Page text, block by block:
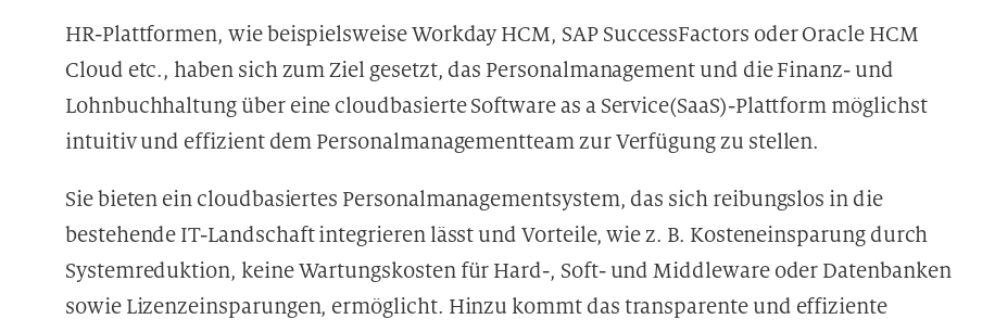
HR-Plattformen, wie beispielsweise Workday HCM, SAP SuccessFactors oder Oracle HCM
Cloud etc., haben sich zum Ziel gesetzt, das Personalmanagement und die Finanz- und
Lohnbuchhaltung über eine cloudbasierte Software as a Service(SaaS)-Plattform möglichst
intuitiv und effizient dem Personalmanagementteam zur Verfügung zu stellen.
Sie bieten ein cloudbasiertes Personalmanagementsystem, das sich reibungslos in die
bestehende IT-Landschaft integrieren lässt und Vorteile, wie z. B. Kosteneinsparung durch
Systemreduktion, keine Wartungskosten für Hard-, Soft- und Middleware oder Datenbanken
sowie Lizenzeinsparungen, ermöglicht. Hinzu kommt das transparente und effiziente